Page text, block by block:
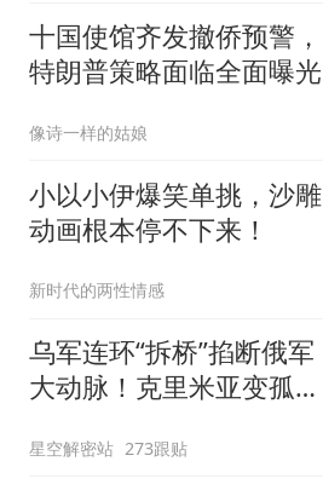
十国使馆齐发撤侨预警，
特朗普策略面临全面曝光
像诗一样的姑娘
小以小伊爆笑单挑，沙雕
动画根本停不下来！
新时代的两性情感
乌军连环“拆桥”掐断俄军
大动脉！克里米亚变孤
家”？
星空解密站 273跟贴